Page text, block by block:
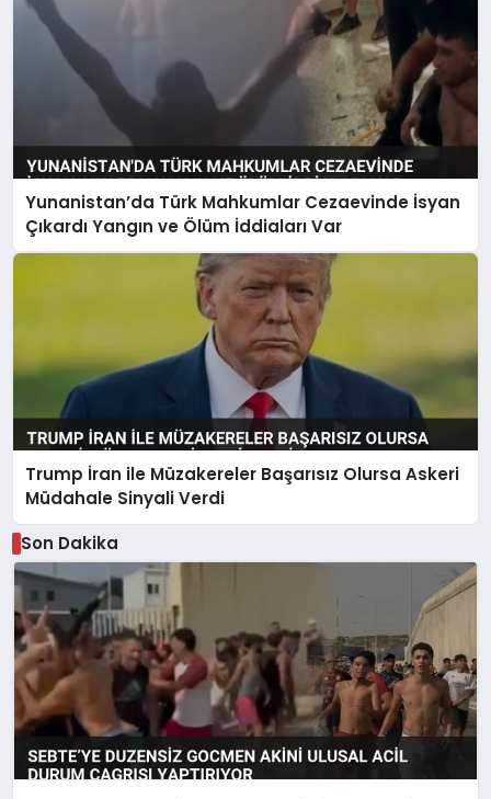
Yunanistan’da Türk Mahkumlar Cezaevinde İsyan
Çıkardı Yangın ve Ölüm İddiaları Var
Trump İran ile Müzakereler Başarısız Olursa Askeri
Müdahale Sinyali Verdi
Son Dakika